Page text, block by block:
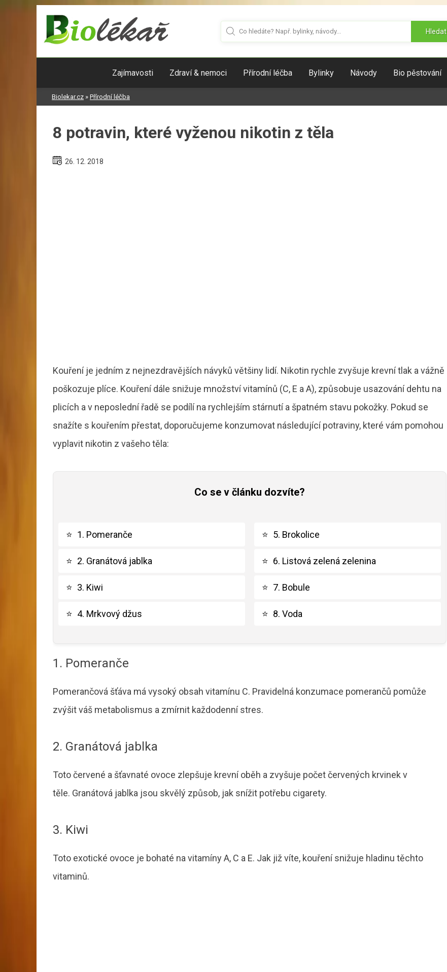
Hledat
Zajímavosti Zdraví & nemoci Přírodní léčba Bylinky Návody Bio pěstování
Biolekar.cz » Přírodní léčba
8 potravin, které vyženou nikotin z těla
26. 12. 2018
Kouření je jedním z nejnezdravějších návyků většiny lidí. Nikotin rychle zvyšuje krevní tlak a vážně
poškozuje plíce. Kouření dále snižuje množství vitamínů (C, E a A), způsobuje usazování dehtu na
plicích a v neposlední řadě se podílí na rychlejším stárnutí a špatném stavu pokožky. Pokud se
snažíte s kouřením přestat, doporučujeme konzumovat následující potraviny, které vám pomohou
vyplavit nikotin z vašeho těla:
Co se v článku dozvíte?
⭐ 1. Pomeranče
⭐ 2. Granátová jablka
⭐ 3. Kiwi
⭐ 4. Mrkvový džus
⭐ 5. Brokolice
⭐ 6. Listová zelená zelenina
⭐ 7. Bobule
⭐ 8. Voda
1. Pomeranče
Pomerančová šťáva má vysoký obsah vitamínu C. Pravidelná konzumace pomerančů pomůže
zvýšit váš metabolismus a zmírnit každodenní stres.
2. Granátová jablka
Toto červené a šťavnaté ovoce zlepšuje krevní oběh a zvyšuje počet červených krvinek v
těle. Granátová jablka jsou skvělý způsob, jak snížit potřebu cigarety.
3. Kiwi
Toto exotické ovoce je bohaté na vitamíny A, C a E. Jak již víte, kouření snižuje hladinu těchto
vitaminů.